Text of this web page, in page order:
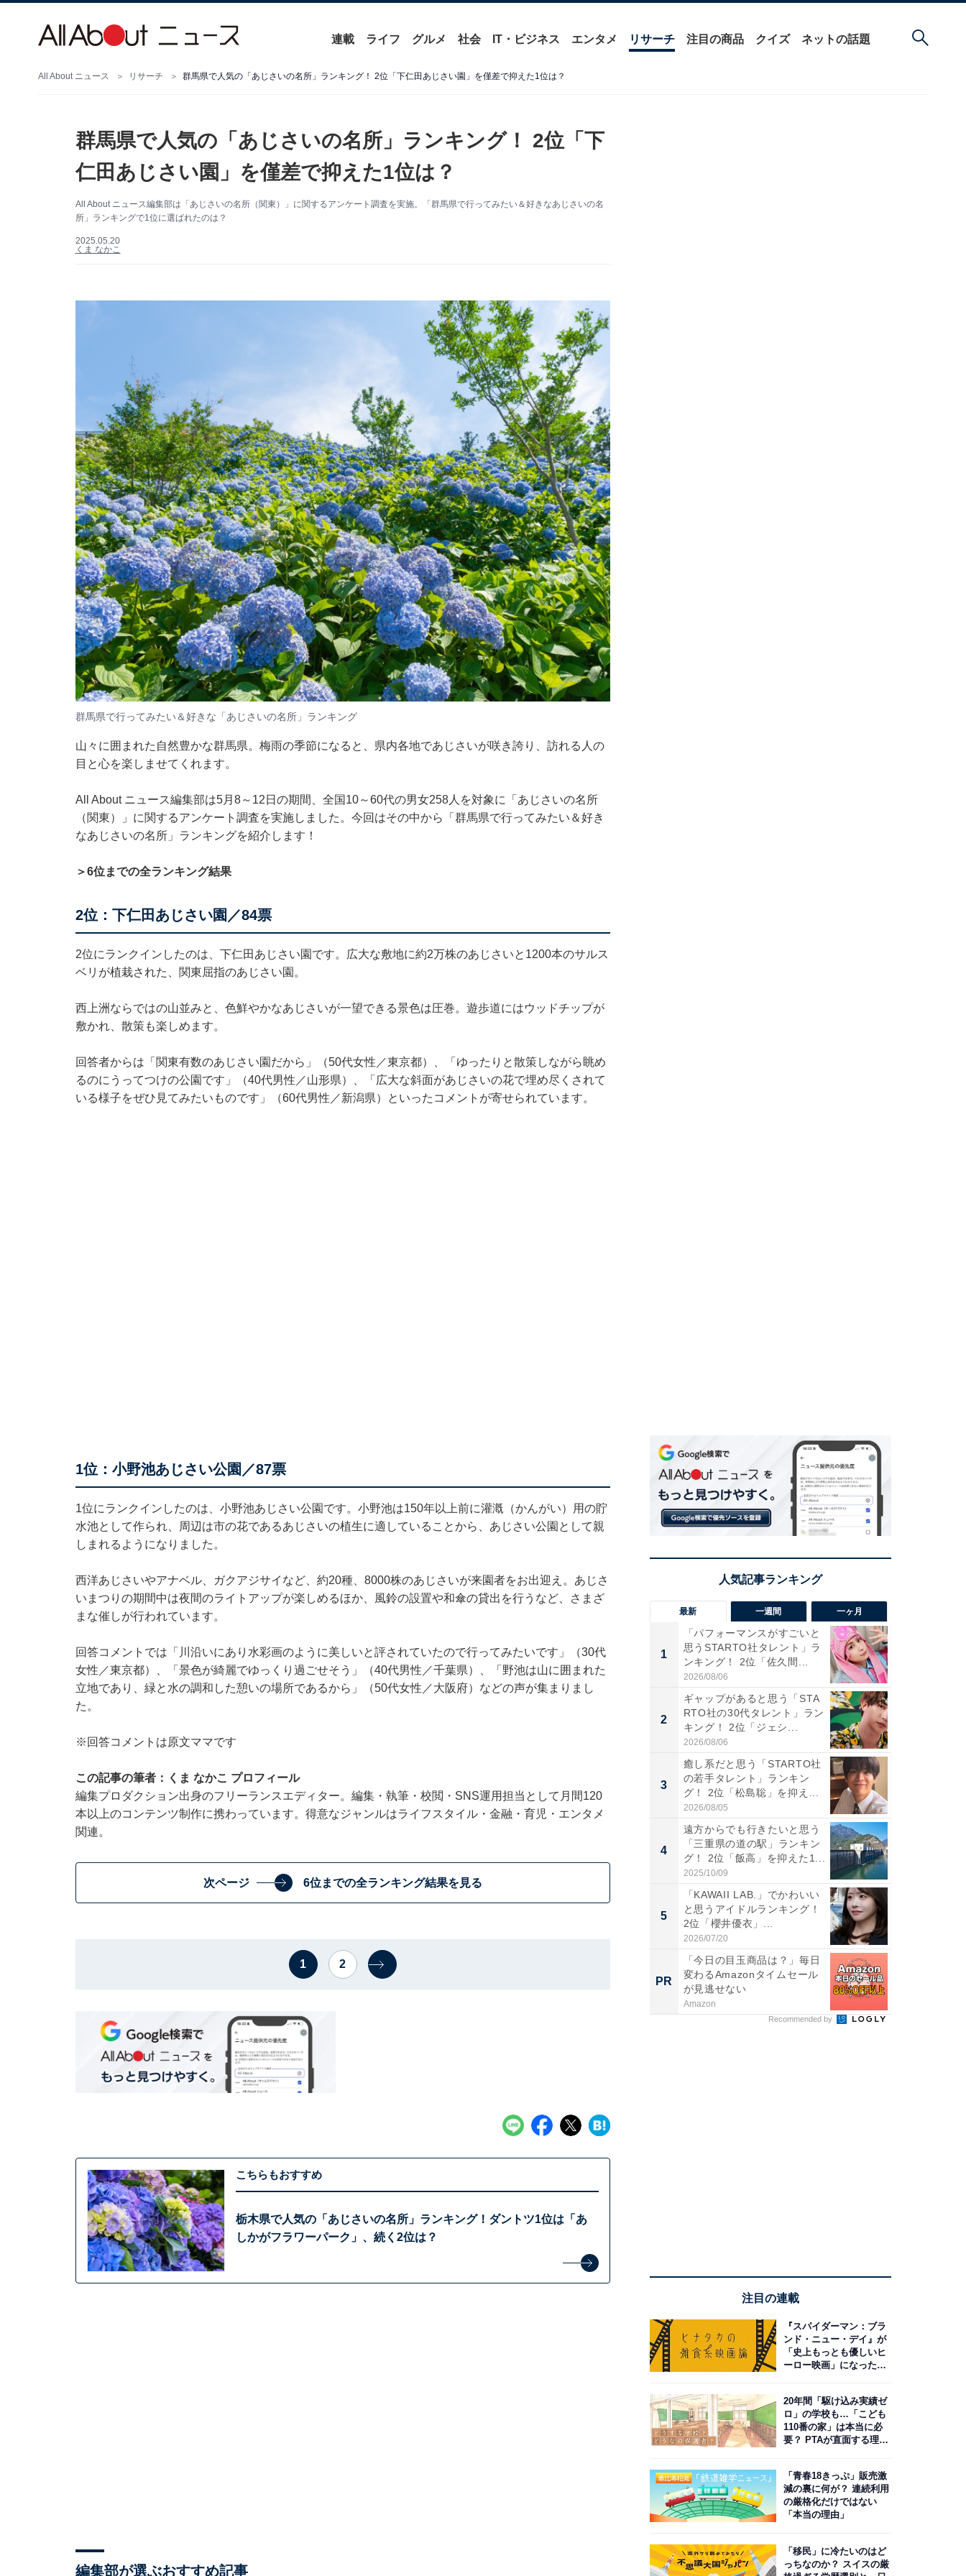
連載 ライフ グルメ 社会 IT・ビジネス エンタメ リサーチ 注目の商品 クイズ ネットの話題
All About ニュース リサーチ 群馬県で人気の「あじさいの名所」ランキング！ 2位「下仁田あじさい園」を僅差で抑えた1位は？
群馬県で人気の「あじさいの名所」ランキング！ 2位「下
仁田あじさい園」を僅差で抑えた1位は？
All About ニュース編集部は「あじさいの名所（関東）」に関するアンケート調査を実施。「群馬県で行ってみたい＆好きなあじさいの名
所」ランキングで1位に選ばれたのは？
2025.05.20
くま なかこ
群馬県で行ってみたい＆好きな「あじさいの名所」ランキング
山々に囲まれた自然豊かな群馬県。梅雨の季節になると、県内各地であじさいが咲き誇り、訪れる人の
目と心を楽しませてくれます。
All About ニュース編集部は5月8～12日の期間、全国10～60代の男女258人を対象に「あじさいの名所
（関東）」に関するアンケート調査を実施しました。今回はその中から「群馬県で行ってみたい＆好き
なあじさいの名所」ランキングを紹介します！
＞6位までの全ランキング結果
2位：下仁田あじさい園／84票
2位にランクインしたのは、下仁田あじさい園です。広大な敷地に約2万株のあじさいと1200本のサルス
ベリが植栽された、関東屈指のあじさい園。
西上洲ならではの山並みと、色鮮やかなあじさいが一望できる景色は圧巻。遊歩道にはウッドチップが
敷かれ、散策も楽しめます。
回答者からは「関東有数のあじさい園だから」（50代女性／東京都）、「ゆったりと散策しながら眺め
るのにうってつけの公園です」（40代男性／山形県）、「広大な斜面があじさいの花で埋め尽くされて
いる様子をぜひ見てみたいものです」（60代男性／新潟県）といったコメントが寄せられています。
1位：小野池あじさい公園／87票
1位にランクインしたのは、小野池あじさい公園です。小野池は150年以上前に灌漑（かんがい）用の貯
水池として作られ、周辺は市の花であるあじさいの植生に適していることから、あじさい公園として親
しまれるようになりました。
西洋あじさいやアナベル、ガクアジサイなど、約20種、8000株のあじさいが来園者をお出迎え。あじさ
いまつりの期間中は夜間のライトアップが楽しめるほか、風鈴の設置や和傘の貸出を行うなど、さまざ
まな催しが行われています。
回答コメントでは「川沿いにあり水彩画のように美しいと評されていたので行ってみたいです」（30代
女性／東京都）、「景色が綺麗でゆっくり過ごせそう」（40代男性／千葉県）、「野池は山に囲まれた
立地であり、緑と水の調和した憩いの場所であるから」（50代女性／大阪府）などの声が集まりまし
た。
※回答コメントは原文ママです
この記事の筆者：くま なかこ プロフィール
編集プロダクション出身のフリーランスエディター。編集・執筆・校閲・SNS運用担当として月間120
本以上のコンテンツ制作に携わっています。得意なジャンルはライフスタイル・金融・育児・エンタメ
関連。
次ページ 6位までの全ランキング結果を見る
1 2
こちらもおすすめ
栃木県で人気の「あじさいの名所」ランキング！ダントツ1位は「あ
しかがフラワーパーク」、続く2位は？
編集部が選ぶおすすめ記事
最新 一週間 一ヶ月
1
「パフォーマンスがすごいと
思うSTARTO社タレント」ラ
ンキング！ 2位「佐久間...
2026/08/06
2
ギャップがあると思う「STA
RTO社の30代タレント」ラン
キング！ 2位「ジェシ...
2026/08/06
3
癒し系だと思う「STARTO社
の若手タレント」ランキン
グ！ 2位「松島聡」を抑え...
2026/08/05
4
遠方からでも行きたいと思う
「三重県の道の駅」ランキン
グ！ 2位「飯高」を抑えた1...
2025/10/09
5
「KAWAII LAB.」でかわいい
と思うアイドルランキング！
2位「櫻井優衣」...
2026/07/20
PR
「今日の目玉商品は？」毎日
変わるAmazonタイムセール
が見逃せない
Amazon
Recommended by
注目の連載
『スパイダーマン：ブラ
ンド・ニュー・デイ』が
「史上もっとも優しいヒ
ーロー映画」になった理
20年間「駆け込み実績ゼ
ロ」の学校も…「こども
110番の家」は本当に必
要？ PTAが直面する理想
「青春18きっぷ」販売激
減の裏に何が？ 連続利用
の厳格化だけではない
「本当の理由」
「移民」に冷たいのはど
っちなのか？ スイスの厳